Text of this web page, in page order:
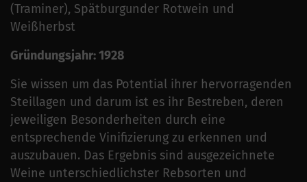
(Traminer), Spätburgunder Rotwein und
Weißherbst
Gründungsjahr: 1928
Sie wissen um das Potential ihrer hervorragenden
Steillagen und darum ist es ihr Bestreben, deren
jeweiligen Besonderheiten durch eine
entsprechende Vinifizierung zu erkennen und
auszubauen. Das Ergebnis sind ausgezeichnete
Weine unterschiedlichster Rebsorten und